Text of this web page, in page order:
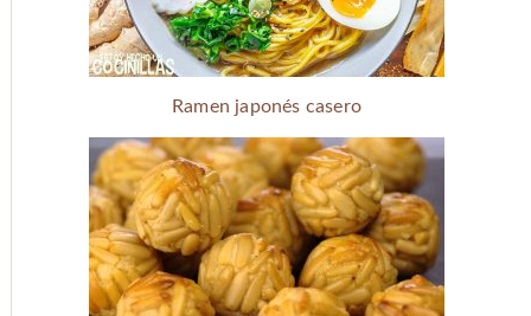
Ramen japonés casero